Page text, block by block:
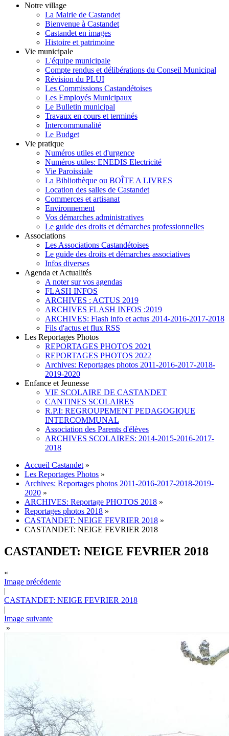
Notre village
La Mairie de Castandet
Bienvenue à Castandet
Castandet en images
Histoire et patrimoine
Vie municipale
L'équipe municipale
Compte rendus et délibérations du Conseil Municipal
Révision du PLUI
Les Commissions Castandétoises
Les Employés Municipaux
Le Bulletin municipal
Travaux en cours et terminés
Intercommunalité
Le Budget
Vie pratique
Numéros utiles et d'urgence
Numéros utiles: ENEDIS Electricité
Vie Paroissiale
La Bibliothèque ou BOÎTE A LIVRES
Location des salles de Castandet
Commerces et artisanat
Environnement
Vos démarches administratives
Le guide des droits et démarches professionnelles
Associations
Les Associations Castandétoises
Le guide des droits et démarches associatives
Infos diverses
Agenda et Actualités
A noter sur vos agendas
FLASH INFOS
ARCHIVES : ACTUS 2019
ARCHIVES FLASH INFOS :2019
ARCHIVES: Flash info et actus 2014-2016-2017-2018
Fils d'actus et flux RSS
Les Reportages Photos
REPORTAGES PHOTOS 2021
REPORTAGES PHOTOS 2022
Archives: Reportages photos 2011-2016-2017-2018-
2019-2020
Enfance et Jeunesse
VIE SCOLAIRE DE CASTANDET
CANTINES SCOLAIRES
R.P.I: REGROUPEMENT PEDAGOGIQUE
INTERCOMMUNAL
Association des Parents d'élèves
ARCHIVES SCOLAIRES: 2014-2015-2016-2017-
2018
Accueil Castandet »
Les Reportages Photos »
Archives: Reportages photos 2011-2016-2017-2018-2019-
2020 »
ARCHIVES: Reportage PHOTOS 2018 »
Reportages photos 2018 »
CASTANDET: NEIGE FEVRIER 2018 »
CASTANDET: NEIGE FEVRIER 2018
CASTANDET: NEIGE FEVRIER 2018
«
Image précédente
|
CASTANDET: NEIGE FEVRIER 2018
|
Image suivante
»